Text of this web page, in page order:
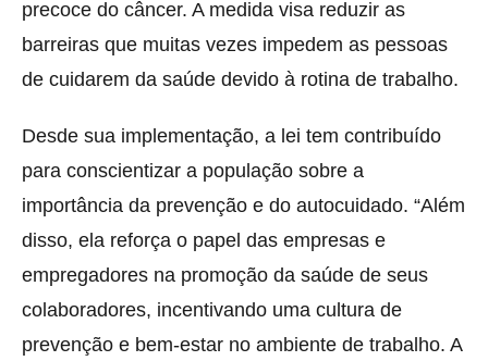
precoce do câncer. A medida visa reduzir as
barreiras que muitas vezes impedem as pessoas
de cuidarem da saúde devido à rotina de trabalho.
Desde sua implementação, a lei tem contribuído
para conscientizar a população sobre a
importância da prevenção e do autocuidado. “Além
disso, ela reforça o papel das empresas e
empregadores na promoção da saúde de seus
colaboradores, incentivando uma cultura de
prevenção e bem-estar no ambiente de trabalho. A